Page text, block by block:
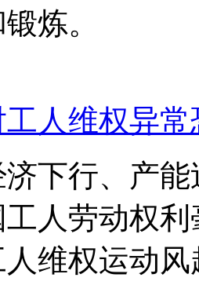
炼。
人维权异
下行、产
人劳动权
维权运动